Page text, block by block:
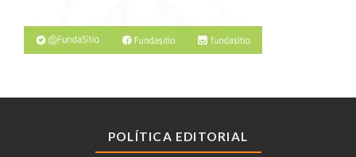
POLÍTICA EDITORIAL